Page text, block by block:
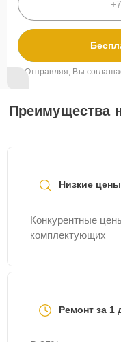
Отправляя, Вы
Преимущества
Низкие цены
Конкурентные
комплектующих
Ремонт за 1